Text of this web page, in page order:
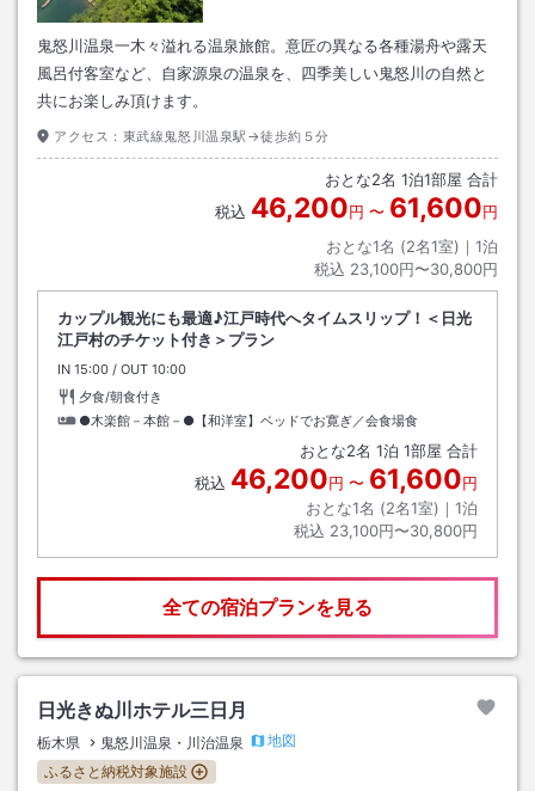
鬼怒川温泉一木々溢れる温泉旅館。意匠の異なる各種湯舟や露天
風呂付客室など、自家源泉の温泉を、四季美しい鬼怒川の自然と
共にお楽しみ頂けます。
アクセス： 東武線鬼怒川温泉駅→徒歩約５分
おとな2名 1泊1部屋 合計
税込 46,200円 〜 61,600円
おとな1名 (2名1室)｜ 1泊
税込 23,100円〜30,800円
カップル観光にも最適♪江戸時代へタイムスリップ！＜日光
江戸村のチケット付き＞プラン
IN チェックイン
15:00 / OUT チェックアウト
10:00
夕食/朝食付き
●木楽館－本館－●【和洋室】ベッドでお寛ぎ／会食場食
おとな2名 1泊 1部屋 合計
税込 46,200円 〜 61,600円
おとな1名 (2名1室)｜ 1泊
税込 23,100円〜30,800円
全ての宿泊プランを見る
日光きぬ川ホテル三日月
栃木県 鬼怒川温泉・川治温泉
地図
ふるさと納税対象施設